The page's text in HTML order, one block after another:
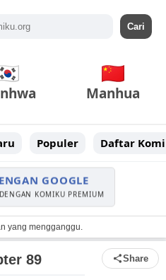
Manhua
Populer Daftar
GOOGLE
KOMIKU PREMIUM
yang mengganggu.
89 Share